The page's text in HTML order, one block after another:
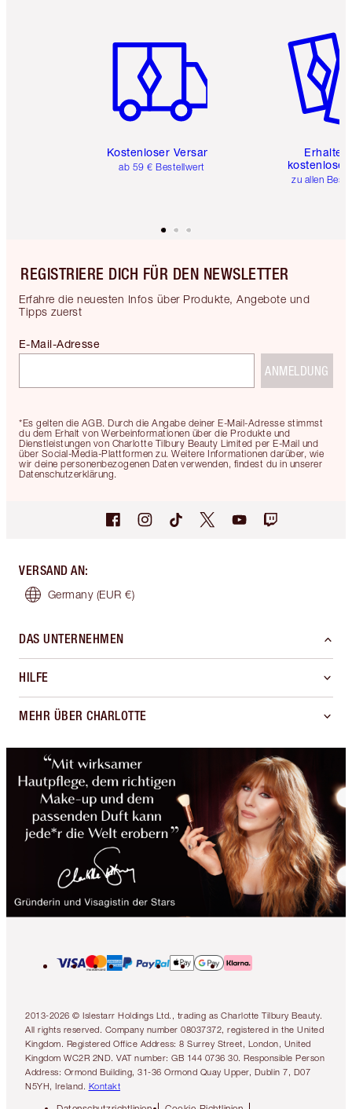
Kostenloser Versand
ab 59 € Bestellwert
Erhalte
kostenlose
zu allen
REGISTRIERE DICH FÜR DEN NEWSLETTER
Erfahre die neuesten Infos über Produkte, Angebote und
Tipps zuerst
*Es gelten die AGB. Durch die Angabe deiner E-Mail-Adresse stimmst
du dem Erhalt von Werbeinformationen über die Produkte und
Dienstleistungen von Charlotte Tilbury Beauty Limited per E-Mail und
über Social-Media-Plattformen zu. Weitere Informationen darüber, wie
wir deine personenbezogenen Daten verwenden, findest du in unserer
Datenschutzerklärung.
E-Mail-Adresse
ANMELDUNG
VERSAND AN:
Germany (EUR €)
DAS UNTERNEHMEN
HILFE
MEHR ÜBER CHARLOTTE
2013-2026 © Islestarr Holdings Ltd., trading as Charlotte Tilbury Beauty.
All rights reserved. Company number 08037372, registered in the United
Kingdom. Registered Office Address: 8 Surrey Street, London, United
Kingdom WC2R 2ND. VAT number: GB 144 0736 30. Responsible Person
Address: Ormond Building, 31-36 Ormond Quay Upper, Dublin 7, D07
N5YH, Ireland. Kontakt